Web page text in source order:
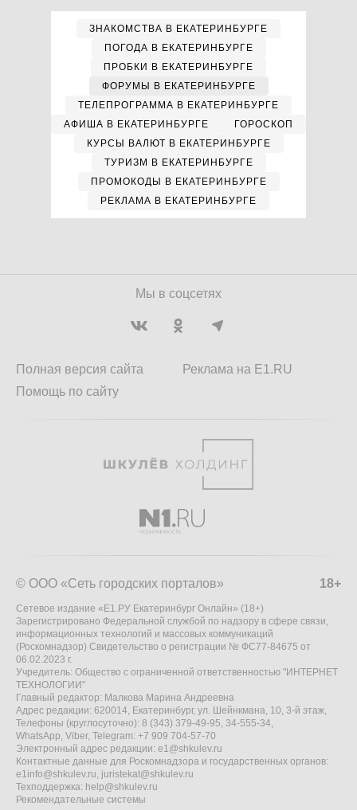
ЗНАКОМСТВА В ЕКАТЕРИНБУРГЕ
ПОГОДА В ЕКАТЕРИНБУРГЕ
ПРОБКИ В ЕКАТЕРИНБУРГЕ
ФОРУМЫ В ЕКАТЕРИНБУРГЕ
ТЕЛЕПРОГРАММА В ЕКАТЕРИНБУРГЕ
АФИША В ЕКАТЕРИНБУРГЕ
ГОРОСКОП
КУРСЫ ВАЛЮТ В ЕКАТЕРИНБУРГЕ
ТУРИЗМ В ЕКАТЕРИНБУРГЕ
ПРОМОКОДЫ В ЕКАТЕРИНБУРГЕ
РЕКЛАМА В ЕКАТЕРИНБУРГЕ
Мы в соцсетях
Полная версия сайта
Помощь по сайту
Реклама на E1.RU
18+
© ООО «Сеть городских порталов»
Сетевое издание «Е1.РУ Екатеринбург Онлайн» (18+)
Зарегистрировано Федеральной службой по надзору в сфере связи,
информационных технологий и массовых коммуникаций
(Роскомнадзор) Свидетельство о регистрации № ФС77-84675 от
06.02.2023 г.
Учредитель: Общество с ограниченной ответственностью "ИНТЕРНЕТ
ТЕХНОЛОГИИ"
Главный редактор: Малкова Марина Андреевна
Адрес редакции: 620014, Екатеринбург, ул. Шейнкмана, 10, 3-й этаж,
Телефоны (круглосуточно): 8 (343) 379-49-95, 34-555-34,
WhatsApp, Viber, Telegram: +7 909 704-57-70
Электронный адрес редакции: e1@shkulev.ru
Контактные данные для Роскомнадзора и государственных органов:
e1info@shkulev.ru, juristekat@shkulev.ru
Техподдержка: help@shkulev.ru
Рекомендательные системы